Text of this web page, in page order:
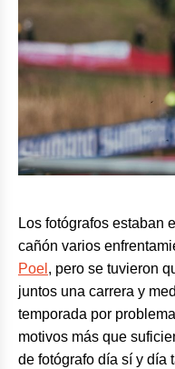
Los fotógrafos estaban
cañón varios
Poel , pero se tuvieron
juntos una carrera y
temporada por
motivos más que
de fotógrafo día sí y día